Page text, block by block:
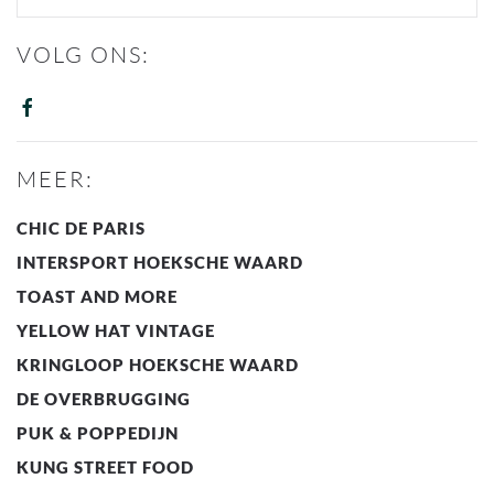
VOLG ONS:
MEER:
CHIC DE PARIS
INTERSPORT HOEKSCHE WAARD
TOAST AND MORE
YELLOW HAT VINTAGE
KRINGLOOP HOEKSCHE WAARD
DE OVERBRUGGING
PUK & POPPEDIJN
KUNG STREET FOOD